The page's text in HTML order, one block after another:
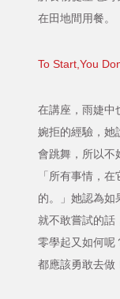
在田地間用餐。
To Start,You
在講座，雨婕中
婉拒的經驗，她
會跳舞，所以不
「所有事情，
的。」她認為如
就不敢嘗試的話
零學起又如何呢
都應該勇敢去做